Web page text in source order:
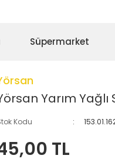
Süpermarket
Yarım Yağlı
Kodu
TL